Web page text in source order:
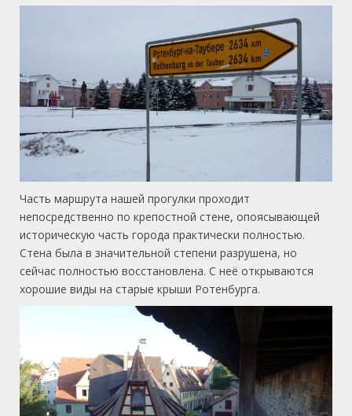
Часть маршрута нашей прогулки проходит
непосредственно по крепостной стене, опоясывающей
историческую часть города практически полностью.
Стена была в значительной степени разрушена, но
сейчас полностью восстановлена. С неё открываются
хорошие виды на старые крыши Ротенбурга.